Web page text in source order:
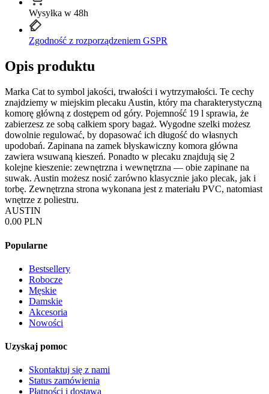
Wysyłka w 48h
Zgodność z rozporządzeniem GSPR
Opis produktu
Marka Cat to symbol jakości, trwałości i wytrzymałości. Te cechy
znajdziemy w miejskim plecaku Austin, który ma charakterystyczną
komorę główną z dostępem od góry. Pojemność 19 l sprawia, że
zabierzesz ze sobą całkiem spory bagaż. Wygodne szelki możesz
dowolnie regulować, by dopasować ich długość do własnych
upodobań. Zapinana na zamek błyskawiczny komora główna
zawiera wsuwaną kieszeń. Ponadto w plecaku znajdują się 2
kolejne kieszenie: zewnętrzna i wewnętrzna — obie zapinane na
suwak. Austin możesz nosić zarówno klasycznie jako plecak, jak i
torbę. Zewnętrzna strona wykonana jest z materiału PVC, natomiast
wnętrze z poliestru.
AUSTIN
0.00 PLN
Popularne
Bestsellery
Robocze
Męskie
Damskie
Akcesoria
Nowości
Uzyskaj pomoc
Skontaktuj się z nami
Status zamówienia
Płatności i dostawa